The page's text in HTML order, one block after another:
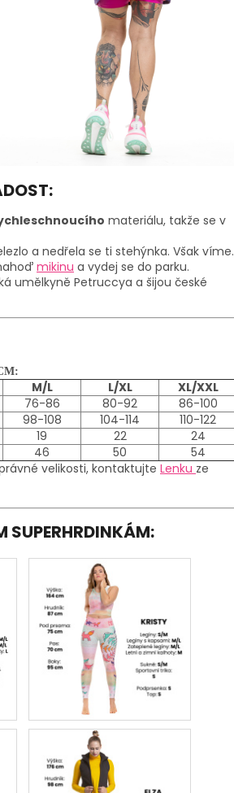
materiálu, takže se v
a nedřela se ti stehýnka. Však víme.
mikinu a vydej se do parku.
umělkyně Petruccya a šijou české
M/L L/XL
XL/XXL
76-86 80-92
86-100
98-108 104-114
110-122
19 22
24
46 50
54
velikosti, kontaktujte Lenku ze
SUPERHRDINKÁM: